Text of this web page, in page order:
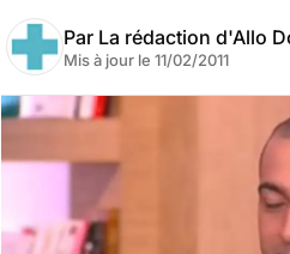
Par La rédaction d'Allo
Mis à jour le 11/02/2011